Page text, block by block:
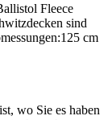
Fleece
sind
cm
wo Sie es haben